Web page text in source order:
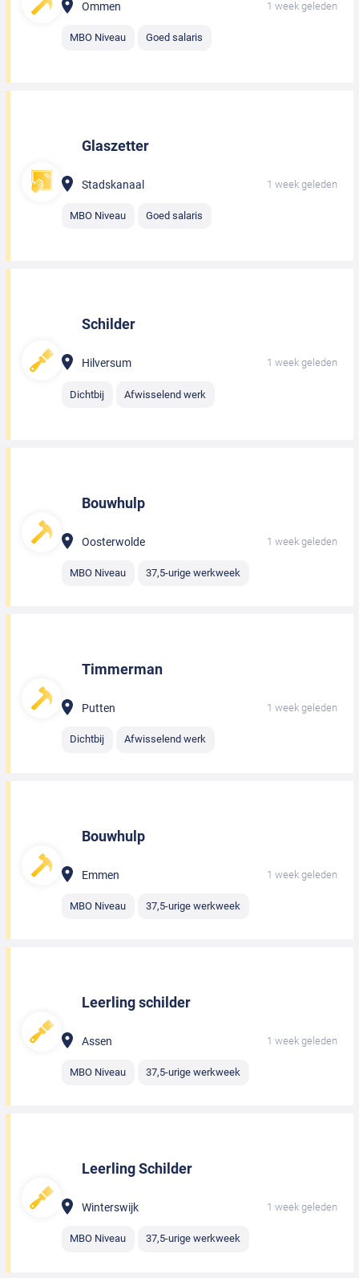
Ommen 1 week geleden
MBO Niveau Goed salaris
Glaszetter
Stadskanaal 1 week geleden
MBO Niveau Goed salaris
Schilder
Hilversum 1 week geleden
Dichtbij Afwisselend werk
Bouwhulp
Oosterwolde 1 week geleden
MBO Niveau 37,5-urige werkweek
Timmerman
Putten 1 week geleden
Dichtbij Afwisselend werk
Bouwhulp
Emmen 1 week geleden
MBO Niveau 37,5-urige werkweek
Leerling schilder
Assen 1 week geleden
MBO Niveau 37,5-urige werkweek
Leerling Schilder
Winterswijk 1 week geleden
MBO Niveau 37,5-urige werkweek